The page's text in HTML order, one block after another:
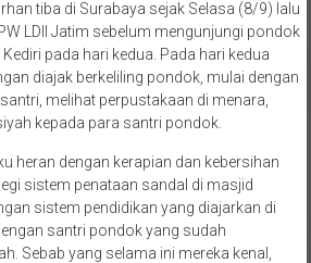
LDII Jatim sebelum mengunjungi pondok
pada hari kedua. Pada hari kedua
diajak berkeliling pondok, mulai dengan
melihat perpustakaan di menara,
kepada para santri pondok.
sistem penataan sandal di masjid
sistem pendidikan yang diajarkan di
santri pondok yang sudah
Sebab yang selama ini mereka kenal,
oleh ulama-ulama besar.